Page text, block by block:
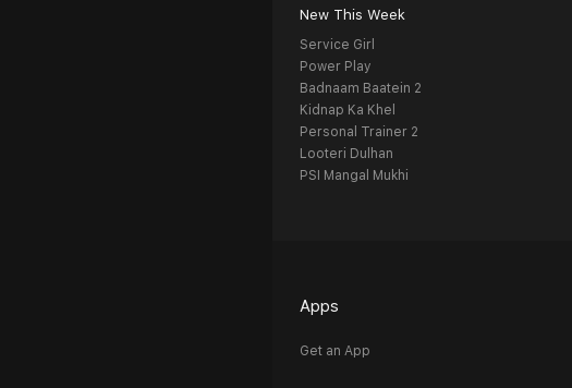
New This Week
Service Girl
Power Play
Badnaam Baatein 2
Kidnap Ka Khel
Personal Trainer 2
Looteri Dulhan
PSI Mangal Mukhi
Apps
Get an App